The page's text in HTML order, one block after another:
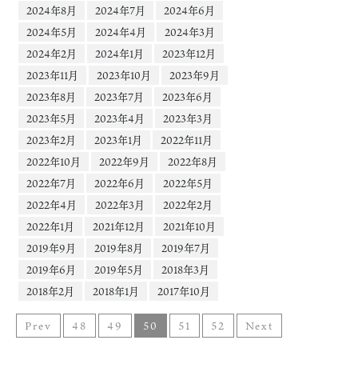
2024年8月
2024年7月
2024年6月
2024年5月
2024年4月
2024年3月
2024年2月
2024年1月
2023年12月
2023年11月
2023年10月
2023年9月
2023年8月
2023年7月
2023年6月
2023年5月
2023年4月
2023年3月
2023年2月
2023年1月
2022年11月
2022年10月
2022年9月
2022年8月
2022年7月
2022年6月
2022年5月
2022年4月
2022年3月
2022年2月
2022年1月
2021年12月
2021年10月
2019年9月
2019年8月
2019年7月
2019年6月
2019年5月
2018年3月
2018年2月
2018年1月 2017年10月
Prev 48 49 50 51 52 Next